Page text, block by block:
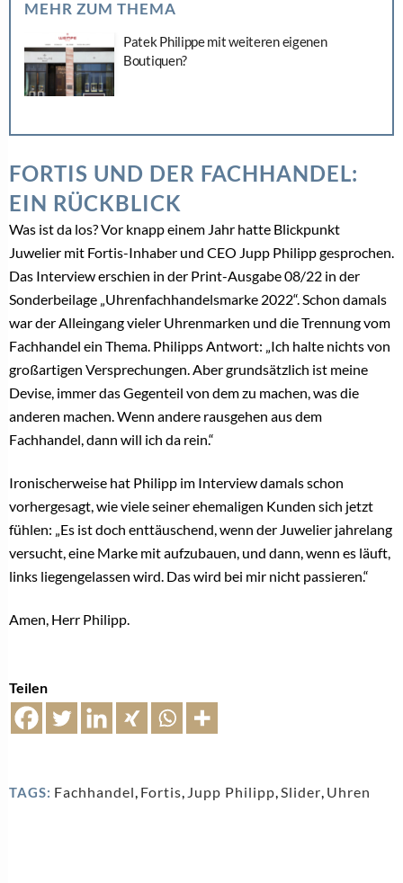
MEHR ZUM THEMA
Patek Philippe mit weiteren eigenen
Boutiquen?
FORTIS UND DER FACHHANDEL:
EIN RÜCKBLICK
Was ist da los? Vor knapp einem Jahr hatte Blickpunkt
Juwelier mit Fortis-Inhaber und CEO Jupp Philipp gesprochen.
Das Interview erschien in der Print-Ausgabe 08/22 in der
Sonderbeilage „Uhrenfachhandelsmarke 2022“. Schon damals
war der Alleingang vieler Uhrenmarken und die Trennung vom
Fachhandel ein Thema. Philipps Antwort: „Ich halte nichts von
großartigen Versprechungen. Aber grundsätzlich ist meine
Devise, immer das Gegenteil von dem zu machen, was die
anderen machen. Wenn andere rausgehen aus dem
Fachhandel, dann will ich da rein.“
Ironischerweise hat Philipp im Interview damals schon
vorhergesagt, wie viele seiner ehemaligen Kunden sich jetzt
fühlen: „Es ist doch enttäuschend, wenn der Juwelier jahrelang
versucht, eine Marke mit aufzubauen, und dann, wenn es läuft,
links liegengelassen wird. Das wird bei mir nicht passieren.“
Amen, Herr Philipp.
Teilen
TAGS: Fachhandel, Fortis, Jupp Philipp,Slider, Uhren